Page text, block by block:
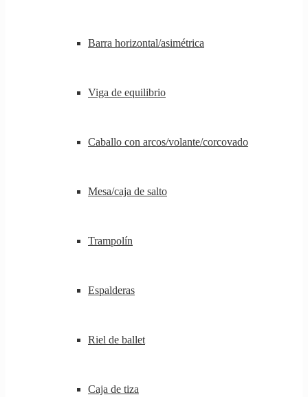
Barra horizontal/asimétrica
Viga de equilibrio
Caballo con arcos/volante/corcovado
Mesa/caja de salto
Trampolín
Espalderas
Riel de ballet
Caja de tiza